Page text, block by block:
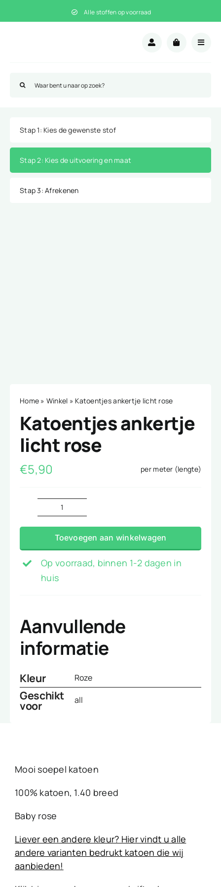
naar
Alle stoffen op voorraad
naar:
Stap 1: Kies de gewenste stof
Stap 2: Kies de uitvoering en maat
Stap 3: Afrekenen
Home » Winkel » Katoentjes ankertje licht rose
Katoentjes ankertje
licht rose
€5,90 per meter (lengte)
Katoentjes
ankertje
licht
rose
aantal
Toevoegen aan winkelwagen
Op voorraad, binnen 1-2 dagen in
huis
Aanvullende
informatie
Kleur Roze
Geschikt
voor all
Mooi soepel katoen
100% katoen, 1.40 breed
Baby rose
Liever een andere kleur? Hier vindt u alle
andere varianten bedrukt katoen die wij
aanbieden!